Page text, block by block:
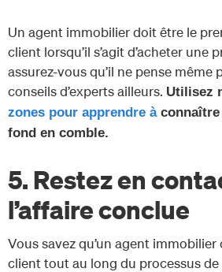
Un agent immobilier doit être le
client lorsqu’il s’agit d’acheter une
assurez-vous qu’il ne pense même
conseils d’experts ailleurs. Utilisez
zones pour apprendre àconnaître
fond en comble.
5. Restez en
l’affaire conclue
Vous savez qu’un agent
client tout au long du processus de